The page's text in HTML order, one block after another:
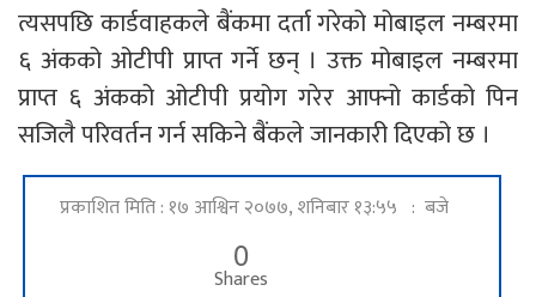
त्यसपछि कार्डवाहकले बैंकमा दर्ता गरेको मोबाइल नम्बरमा
६ अंकको ओटीपी प्राप्त गर्ने छन् । उक्त मोबाइल नम्बरमा
प्राप्त ६ अंकको ओटीपी प्रयोग गरेर आफ्नो कार्डको पिन
सजिलै परिवर्तन गर्न सकिने बैंकले जानकारी दिएको छ ।
प्रकाशित मिति : १७ आश्विन २०७७, शनिबार १३:५५ : बजे
0
Shares